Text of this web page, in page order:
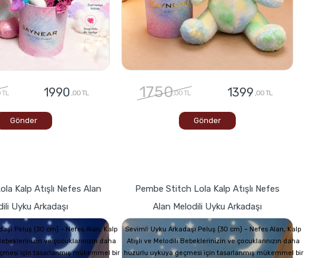
1990 ,00 TL
Gönder
1750,00 TL 1399 ,00 TL
Gönder
Kalp Atışlı Nefes Alan
Uyku Arkadaşı
Peluş (30 cm) – Nefes Alan, Kalp
ve çocuklarınızın daha
için tasarlanmış mükemmel bir
Pembe Stitch Lola Kalp Atışlı Nefes
Alan Melodili Uyku Arkadaşı
Sevimli Uyku Arkadaşı Peluş (30 cm) – Nefes Alan, Kalp
Atışlı ve Melodili Bebeklerinizin ve çocuklarınızın daha
huzurlu uykuya geçmesi için tasarlanmış mükemmel bir